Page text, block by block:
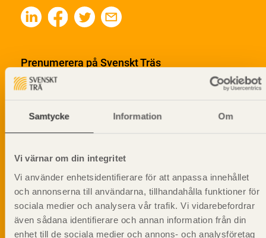
Samtycke Information Om
Vi värnar om din integritet
Vi använder enhetsidentifierare för att anpassa innehållet
och annonserna till användarna, tillhandahålla funktioner för
sociala medier och analysera vår trafik. Vi vidarebefordrar
även sådana identifierare och annan information från din
enhet till de sociala medier och annons- och analysföretag
Prenumerera på Svenskt Träs
informationsutskick!